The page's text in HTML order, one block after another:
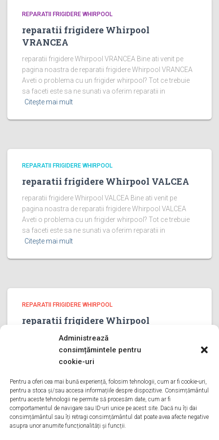
Administrează
consimțămintele pentru
cookie-uri
Pentru a oferi cea mai bună experiență, folosim tehnologii, cum ar fi cookie-uri,
pentru a stoca și/sau accesa informațiile despre dispozitive. Consimțământul
pentru aceste tehnologii ne permite să procesăm date, cum ar fi
comportamentul de navigare sau ID-uri unice pe acest site. Dacă nu îți dai
consimțământul sau îți retragi consimțământul dat poate avea afecte negative
asupra unor anumite funcționalități și funcții.
REPARATII FRIGIDERE WHIRPOOL
reparatii frigidere Whirpool
VRANCEA
reparatii frigidere Whirpool VRANCEA Bine ati venit pe
pagina noastra de reparatii frigidere Whirpool VRANCEA
Aveti o problema cu un frigider whirpool? Tot ce trebuie
sa faceti este sa ne sunati va oferim reparatii in
Citește mai mult
REPARATII FRIGIDERE WHIRPOOL
reparatii frigidere Whirpool VALCEA
reparatii frigidere Whirpool VALCEA Bine ati venit pe
pagina noastra de reparatii frigidere Whirpool VALCEA
Aveti o problema cu un frigider whirpool? Tot ce trebuie
sa faceti este sa ne sunati va oferim reparatii in
Citește mai mult
REPARATII FRIGIDERE WHIRPOOL
reparatii frigidere Whirpool
PRAHOVA
reparatii frigidere Whirpool PRAHOVA Bine ati venit pe
pagina noastra de reparatii frigidere Whirpool PRAHOVA
sa faceti este sa ne sunati va oferim reparatii in
Citește mai mult